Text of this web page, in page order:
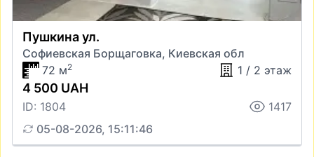
Пушкина ул.
Софиевская Борщаговка, Киевская обл
72 м2 1 / 2 этаж
4 500 UAH
ID: 1804
1417
05-08-2026, 15:11:46